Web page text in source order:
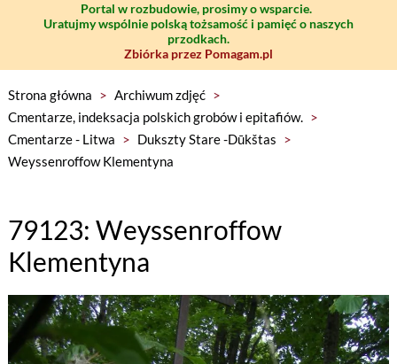
Portal w rozbudowie, prosimy o wsparcie.
Uratujmy wspólnie polską tożsamość i pamięć o naszych
przodkach.
Zbiórka przez Pomagam.pl
Strona główna > Archiwum zdjęć >
Cmentarze, indeksacja polskich grobów i epitafiów. >
Cmentarze - Litwa > Dukszty Stare -Dūkštas >
Weyssenroffow Klementyna
79123: Weyssenroffow
Klementyna